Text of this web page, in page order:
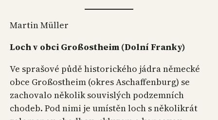
Martin Müller
Loch v obci Großostheim (Dolní Franky)
Ve sprašové půdě historického jádra německé
obce Großostheim (okres Aschaffenburg) se
zachovalo několik souvislých podzemních
chodeb. Pod nimi je umístěn loch s několikrát